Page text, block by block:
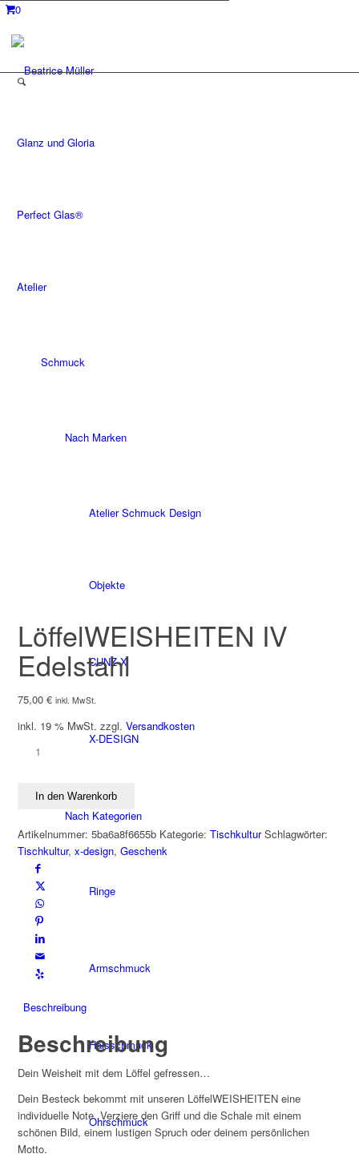
0
Glanz und Gloria
Perfect Glas®
Atelier
Schmuck
Nach Marken
Atelier Schmuck Design
Objekte
CUNZ-X
X-DESIGN
Nach Kategorien
Ringe
Armschmuck
Halsschmuck
Ohrschmuck
LöffelWEISHEITEN IV
Edelstahl
75,00€ inkl. MwSt.
inkl. 19 % MwSt. zzgl.Versandkosten
LöffelWEISHEITEN
MengeIn den Warenkorb
Artikelnummer:5ba6a8f6655b Kategorie:Tischkultur Schlagwörter:
Tischkultur,x-design,Geschenk
Beschreibung
Beschreibung
Dein Weisheit mit dem Löffel gefressen…
Dein Besteck bekommt mit unseren LöffelWEISHEITEN eine
individuelle Note. Verziere den Griff und die Schale mit einem
schönen Bild, einem lustigen Spruch oder deinem persönlichen
Motto.